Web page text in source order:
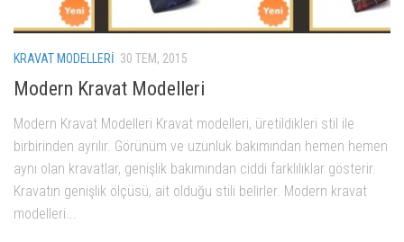
KRAVAT MODELLERI 30 TEM, 2015
Modern Kravat Modelleri
Modern Kravat Modelleri Kravat modelleri, üretildikleri stil ile
birbirinden ayrılır. Görünüm ve uzunluk bakımından hemen hemen
aynı olan kravatlar, genişlik bakımından ciddi farklılıklar gösterir.
Kravatın genişlik ölçüsü, ait olduğu stili belirler. Modern kravat
modelleri...